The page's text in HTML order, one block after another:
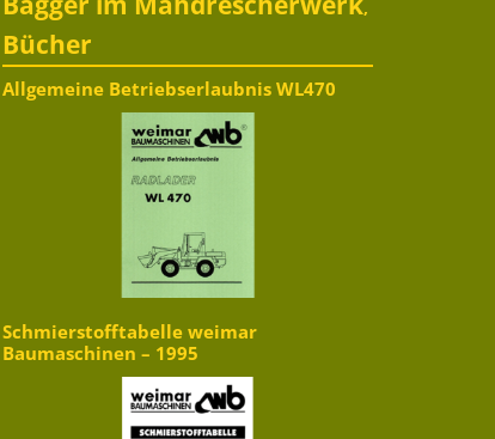
,
Bücher
Allgemeine Betriebserlaubnis WL470
Schmierstofftabelle weimar
Baumaschinen – 1995